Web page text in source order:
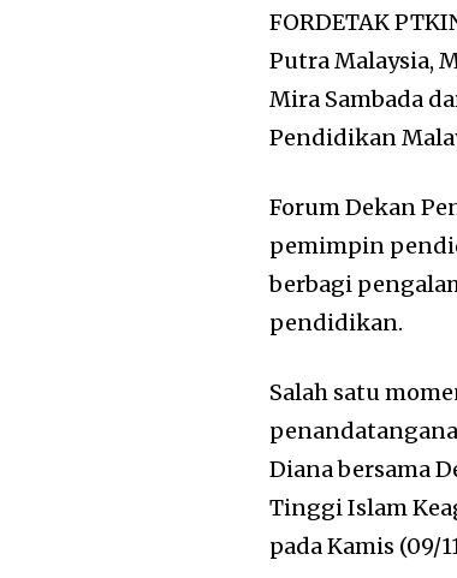
FORDETAK
Putra Malaysia,
Mira Sambada
Pendidikan
Forum Dekan
pemimpin
berbagi
pendidikan.
Salah satu
Diana bersama
Tinggi Islam
pada Kamis (09/